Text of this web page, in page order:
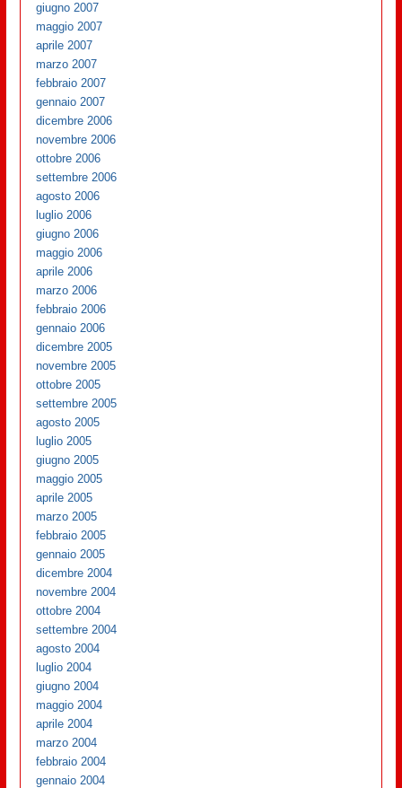
giugno 2007
maggio 2007
aprile 2007
marzo 2007
febbraio 2007
gennaio 2007
dicembre 2006
novembre 2006
ottobre 2006
settembre 2006
agosto 2006
luglio 2006
giugno 2006
maggio 2006
aprile 2006
marzo 2006
febbraio 2006
gennaio 2006
dicembre 2005
novembre 2005
ottobre 2005
settembre 2005
agosto 2005
luglio 2005
giugno 2005
maggio 2005
aprile 2005
marzo 2005
febbraio 2005
gennaio 2005
dicembre 2004
novembre 2004
ottobre 2004
settembre 2004
agosto 2004
luglio 2004
giugno 2004
maggio 2004
aprile 2004
marzo 2004
febbraio 2004
gennaio 2004